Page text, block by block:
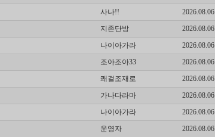
사나!! 2026.08.06
지존단방 2026.08.06
나이아가라 2026.08.06
조아조아33 2026.08.06
쾌걸조재로 2026.08.06
가나다라마 2026.08.06
나이아가라 2026.08.06
운영자 2026.08.06